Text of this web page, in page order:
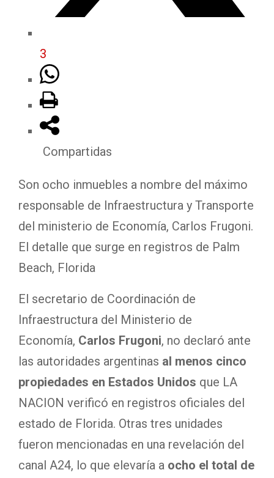
3
Compartidas
Son ocho inmuebles a nombre del máximo
responsable de Infraestructura y Transporte
del ministerio de Economía, Carlos Frugoni.
El detalle que surge en registros de Palm
Beach, Florida
El secretario de Coordinación de
Infraestructura del Ministerio de
Economía, Carlos Frugoni, no declaró ante
las autoridades argentinas al menos cinco
propiedades en Estados Unidos que LA
NACION verificó en registros oficiales del
estado de Florida. Otras tres unidades
fueron mencionadas en una revelación del
canal A24, lo que elevaría a ocho el total de